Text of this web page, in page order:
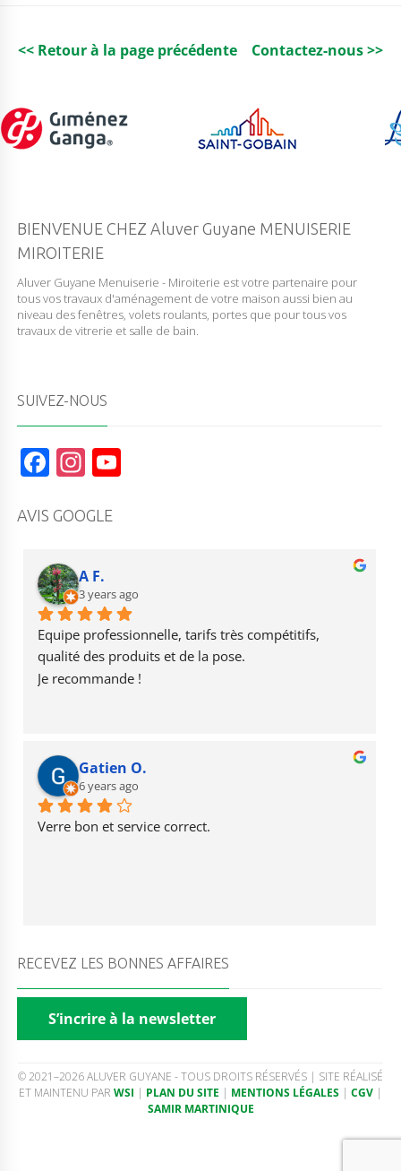
<< Retour à la page précédente Contactez-nous >>
BIENVENUE CHEZ Aluver Guyane MENUISERIE
MIROITERIE
Aluver Guyane Menuiserie - Miroiterie est votre partenaire pour
tous vos travaux d'aménagement de votre maison aussi bien au
niveau des fenêtres, volets roulants, portes que pour tous vos
travaux de vitrerie et salle de bain.
SUIVEZ-NOUS
F
c
b
o
o
k
In
a
r
a
m
b
e
AVIS GOOGLE
A F.
3 years ago
Equipe professionnelle, tarifs très compétitifs,
qualité des produits et de la pose.
Je recommande !
Gatien O.
6 years ago
Verre bon et service correct.
RECEVEZ LES BONNES AFFAIRES
S’incrire à la newsletter
© 2021–2026 ALUVER GUYANE - TOUS DROITS RÉSERVÉS | SITE RÉALISÉ
ET MAINTENU PAR WSI | PLAN DU SITE | MENTIONS LÉGALES | CGV |
SAMIR MARTINIQUE